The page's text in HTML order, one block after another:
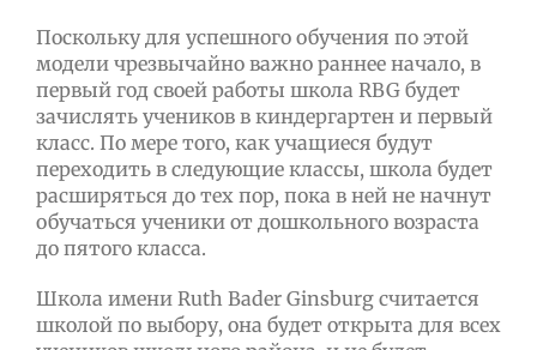
Поскольку для успешного обучения по этой
модели чрезвычайно важно раннее начало, в
первый год своей работы школа RBG будет
зачислять учеников в киндергартен и первый
класс. По мере того, как учащиеся будут
переходить в следующие классы, школа будет
расширяться до тех пор, пока в ней не начнут
обучаться ученики от дошкольного возраста
до пятого класса.
Школа имени Ruth Bader Ginsburg считается
школой по выбору, она будет открыта для всех